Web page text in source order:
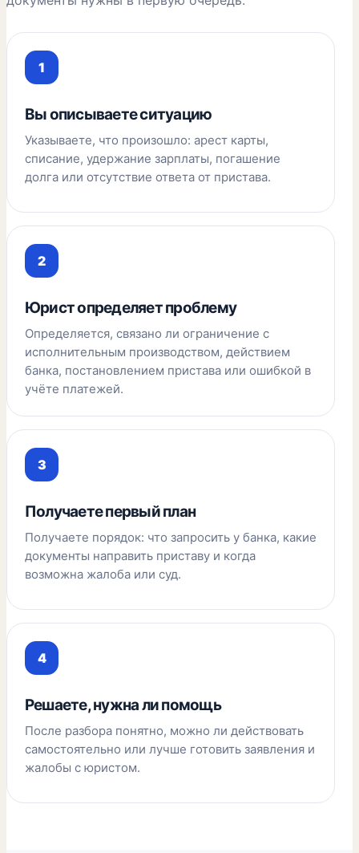
Вы описываете ситуацию
Указываете, что произошло: арест карты,
списание, удержание зарплаты, погашение
долга или отсутствие ответа от пристава.
Юрист определяет проблему
Определяется, связано ли ограничение с
исполнительным производством, действием
банка, постановлением пристава или ошибкой в
учёте платежей.
Получаете первый план
Получаете порядок: что запросить у банка, какие
документы направить приставу и когда
возможна жалоба или суд.
Решаете, нужна ли помощь
После разбора понятно, можно ли действовать
самостоятельно или лучше готовить заявления и
жалобы с юристом.